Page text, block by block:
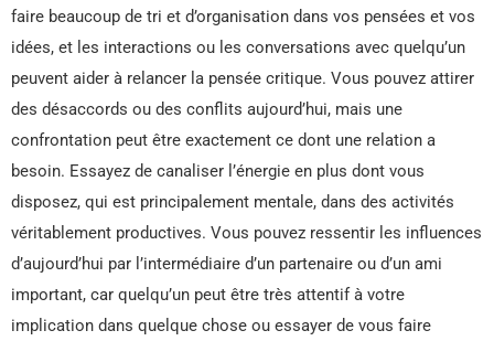
faire beaucoup de tri et d’organisation dans vos pensées et vos
idées, et les interactions ou les conversations avec quelqu’un
peuvent aider à relancer la pensée critique. Vous pouvez attirer
des désaccords ou des conflits aujourd’hui, mais une
confrontation peut être exactement ce dont une relation a
besoin. Essayez de canaliser l’énergie en plus dont vous
disposez, qui est principalement mentale, dans des activités
véritablement productives. Vous pouvez ressentir les influences
d’aujourd’hui par l’intermédiaire d’un partenaire ou d’un ami
important, car quelqu’un peut être très attentif à votre
implication dans quelque chose ou essayer de vous faire